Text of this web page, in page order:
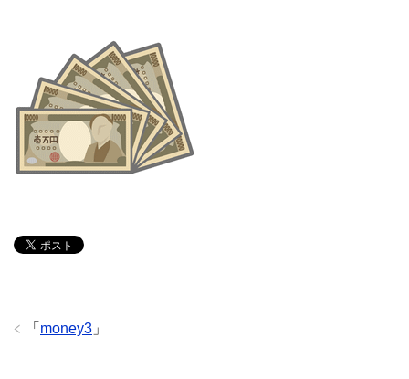
「 money3 」